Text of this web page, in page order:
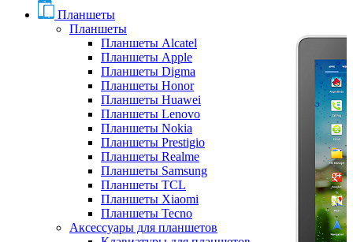
Планшеты
Планшеты
Планшеты Alcatel
Планшеты Apple
Планшеты Digma
Планшеты Honor
Планшеты Huawei
Планшеты Lenovo
Планшеты Nokia
Планшеты Prestigio
Планшеты Realme
Планшеты Samsung
Планшеты TCL
Планшеты Xiaomi
Планшеты Tecno
Аксессуары для планшетов